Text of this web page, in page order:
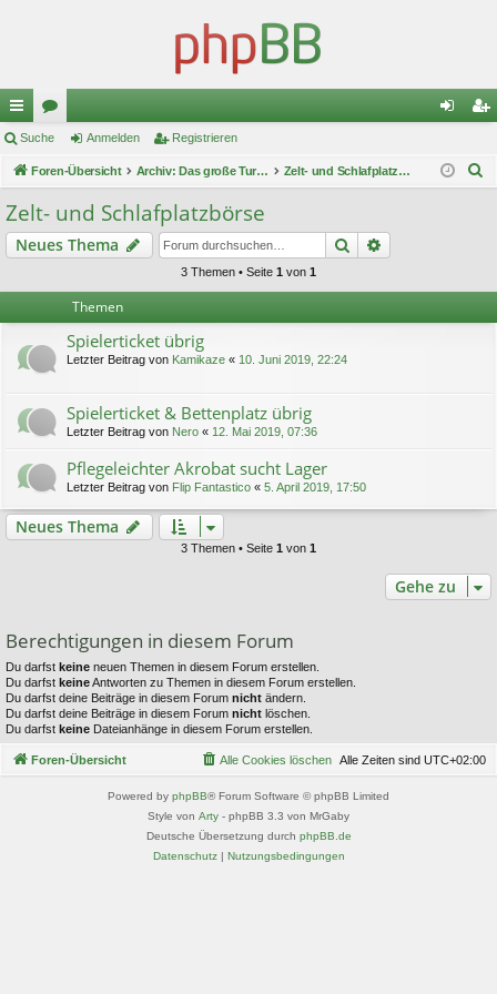
ch
ne
llz
ug
or
en m ist
Suche Anmelden Registrieren
Foren-Übersicht Archiv: Das große Turnier 1 Zelt- und Schlafplatzbörse
Zelt- und Schlafplatzbörse
Neues Thema Suche
3 Themen • Seite 1 von 1
Themen
Spielerticket übrig
Letzter Beitrag von Kamikaze « 10. Juni 2019, 22:24
Spielerticket & Bettenplatz übrig
Letzter Beitrag von Nero « 12. Mai 2019, 07:36
Pflegeleichter Akrobat sucht Lager
Letzter Beitrag von Flip Fantastico « 5. April 2019, 17:50
Neues Thema
3 Themen • Seite 1 von 1
Gehe zu
Berechtigungen in diesem Forum
Du darfst keine neuen Themen in diesem Forum erstellen.
Du darfst keineAntworten zu Themen in diesem Forum erstellen.
Du darfst deine Beiträge in diesem Forum nicht ändern.
Du darfst deine Beiträge in diesem Forum nicht löschen.
Du darfst keine Dateianhänge in diesem Forum erstellen.
Foren-Übersicht Alle Zeiten sind UTC+02:00
Alle Cookies löschen
Powered by phpBB® Forum Software © phpBB Limited
Style von Arty - phpBB 3.3 von MrGaby
Deutsche Übersetzung durch phpBB.de
Datenschutz| Nutzungsbedingungen